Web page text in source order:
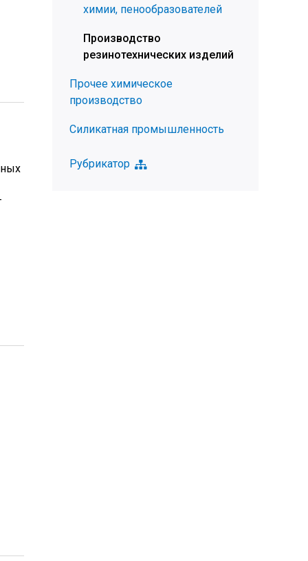
химии, пенообразователей
Производство
резинотехнических изделий
Прочее химическое
производство
Силикатная промышленность
Рубрикатор